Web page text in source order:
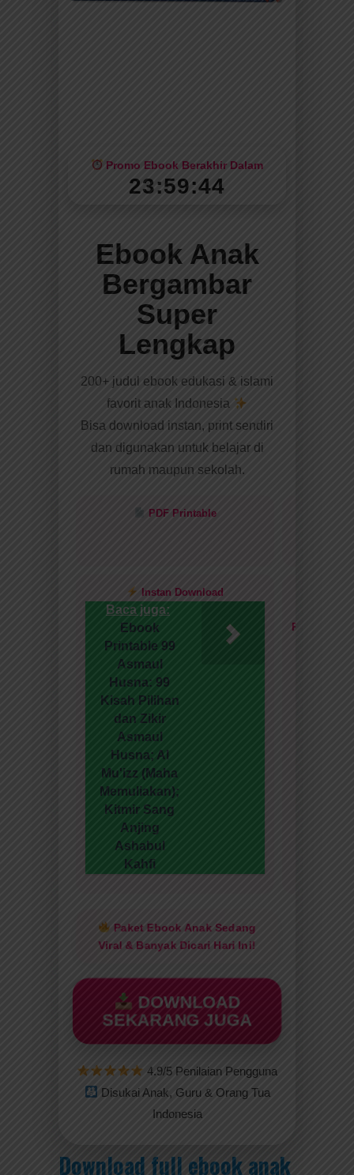
Promo Ebook Berakhir Dalam
23:59:42
Ebook Anak
Bergambar
Super
Lengkap
200+ judul ebook edukasi & islami
favorit anak Indonesia
Bisa download instan, print sendiri
dan digunakan untuk belajar di
rumah maupun sekolah.
PDF Printable
Instan Download
Baca juga:
Ebook
Printable 99
Asmaul
Husna: 99
Kisah Pilihan
dan Zikir
Asmaul
Husna; Al
Mu'izz (Maha
Memuliakan);
Kitmir Sang
Anjing
Ashabul
Kahfi
Premium
Paket Ebook Anak Sedang
Viral & Banyak Dicari Hari Ini!
DOWNLOAD
SEKARANG JUGA
4.9/5 Penilaian Pengguna
Disukai Anak, Guru & Orang Tua
Indonesia
Download full ebook anak